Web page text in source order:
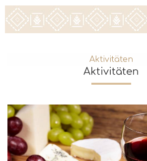
Aktivitäten
Aktivitäten